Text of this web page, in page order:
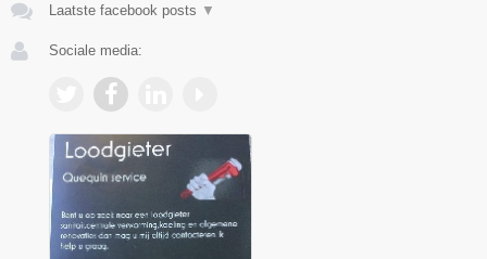
Laatste facebook posts ▼
Sociale media: